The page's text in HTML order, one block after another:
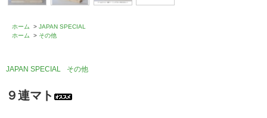
ホーム > JAPAN SPECIAL
ホーム
> その他
JAPAN SPECIAL その他
９連マト